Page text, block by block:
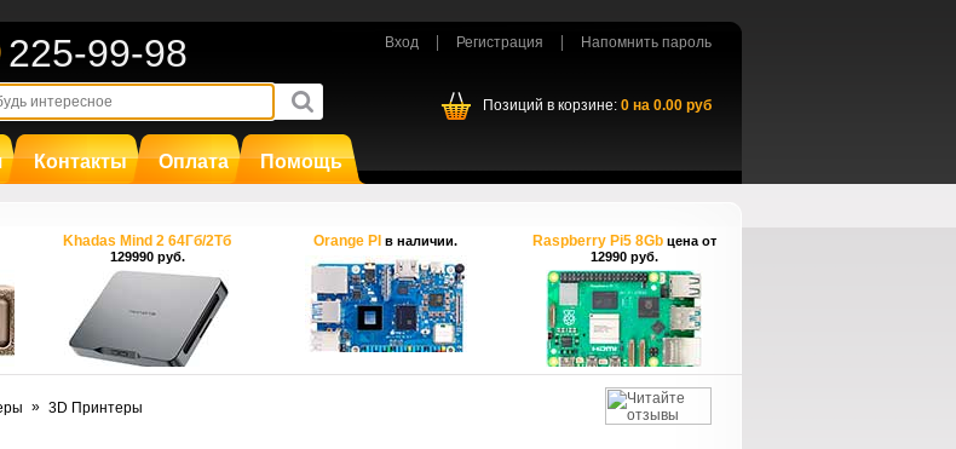
Вход Регистрация Напомнить пароль
225-99-98
Позиций в корзине: 0 на 0.00 руб
Контакты Оплата Помощь
Khadas Mind 2 64Гб/2Тб
129990 руб.
Orange PI в наличии. Raspberry Pi5 8Gb цена от
12990 руб.
» 3D Принтеры